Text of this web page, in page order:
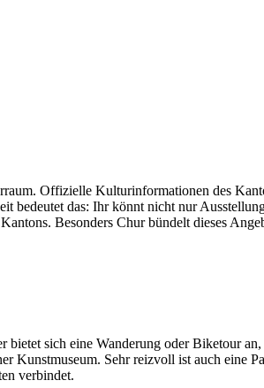
Offizielle Kulturinformationen des
das: Ihr könnt nicht nur
Besonders Chur bündelt dieses
sich eine Wanderung oder Biketour
Sehr reizvoll ist auch eine
verbindet.